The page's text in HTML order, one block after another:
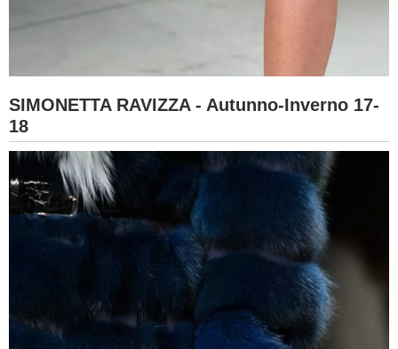
SIMONETTA RAVIZZA - Autunno-Inverno 17-
18